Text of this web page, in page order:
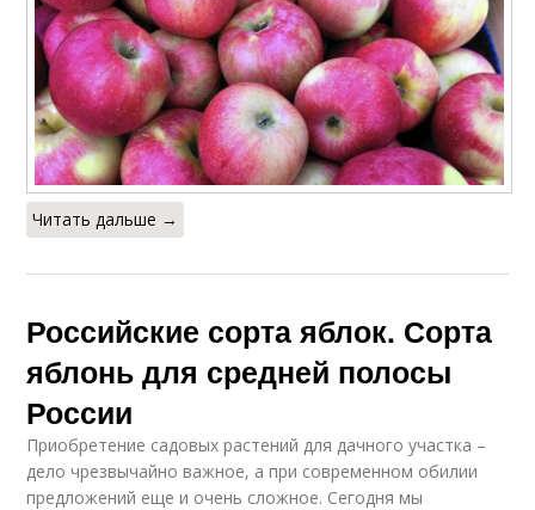
Читать дальше →
Российские сорта яблок. Сорта
яблонь для средней полосы
России
Приобретение садовых растений для дачного участка –
дело чрезвычайно важное, а при современном обилии
предложений еще и очень сложное. Сегодня мы